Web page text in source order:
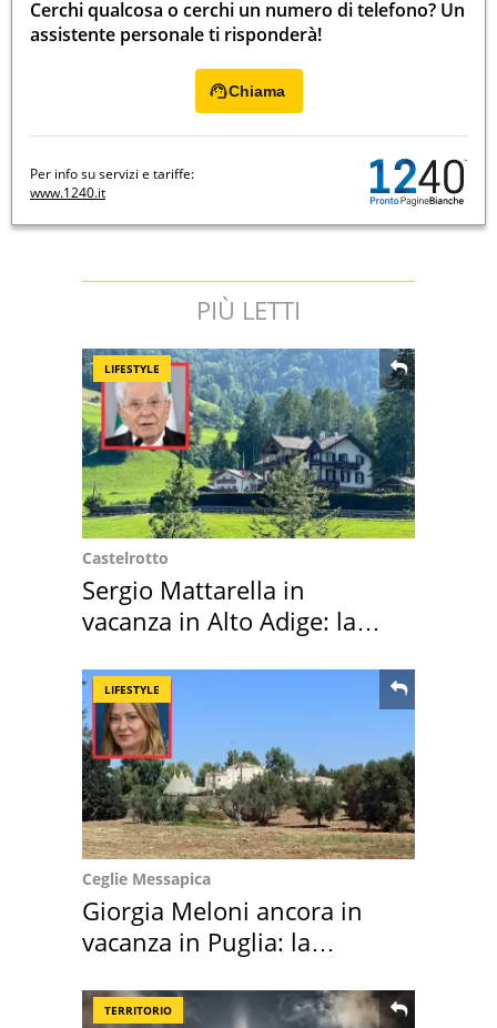
Cerchi qualcosa o cerchi un numero di telefono? Un
assistente personale ti risponderà!
Chiama
Per info su servizi e tariffe:
www.1240.it
PIÙ LETTI
LIFESTYLE
Castelrotto
Sergio Mattarella in
vacanza in Alto Adige: la
LIFESTYLE
Ceglie Messapica
Giorgia Meloni ancora in
vacanza in Puglia: la
TERRITORIO